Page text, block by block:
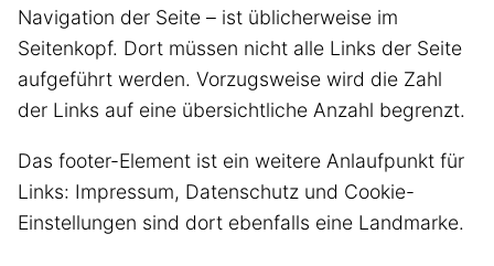
Navigation der Seite – ist üblicherweise im
Seitenkopf. Dort müssen nicht alle Links der Seite
aufgeführt werden. Vorzugsweise wird die Zahl
der Links auf eine übersichtliche Anzahl begrenzt.
Das footer-Element ist ein weitere Anlaufpunkt für
Links: Impressum, Datenschutz und Cookie-
Einstellungen sind dort ebenfalls eine Landmarke.